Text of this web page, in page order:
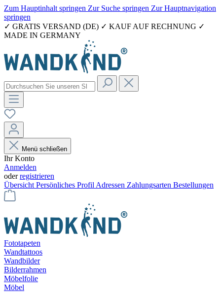
Zum Hauptinhalt springen Zur Suche springen Zur Hauptnavigation
springen
✓ GRATIS VERSAND (DE) ✓ KAUF AUF RECHNUNG ✓
MADE IN GERMANY
Menü schließen
Ihr Konto
Anmelden
oderregistrieren
Übersicht Persönliches Profil Adressen Zahlungsarten Bestellungen
Fototapeten
Wandtattoos
Wandbilder
Bilderrahmen
Möbelfolie
Möbel